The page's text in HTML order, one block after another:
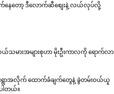
က်နေတော့ ဒီလောက်ဆီစျေးနဲ့ လယ်လုပ်လို့
မားအများစုဟာ မိုးဦးကာလကို ရောက်လာ
အလိုက် ထောက်ခံချက်တွေနဲ့ ခွဲတမ်းဝယ်ယူ
ါတယ်။